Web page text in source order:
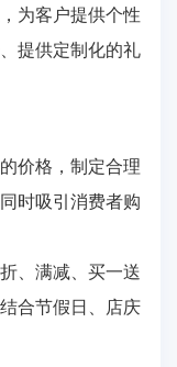
为客户提供个性
提供定制化的礼
价格，制定合理
时吸引消费者购
、满减、买一送
合节假日、店庆